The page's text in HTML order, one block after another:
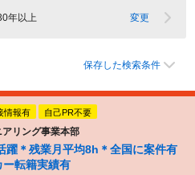
年以上 変更
保存した検索条件
情報有 自己PR不要
リング事業本部
躍＊残業月平均8h＊全国に案件有
ー転籍実績有